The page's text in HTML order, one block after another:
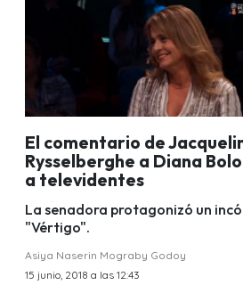
El comentario de
Rysselberghe a Diana
a televidentes
La senadora protagonizó un
"Vértigo".
Asiya Naserin Mograby Godoy
15 junio, 2018 a las 12:43